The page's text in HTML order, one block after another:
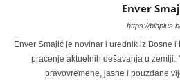
Enver
https://
Enver Smajić je novinar i urednik iz Bosne
praćenje aktuelnih dešavanja u zemlji.
pravovremene, jasne i pouzdane